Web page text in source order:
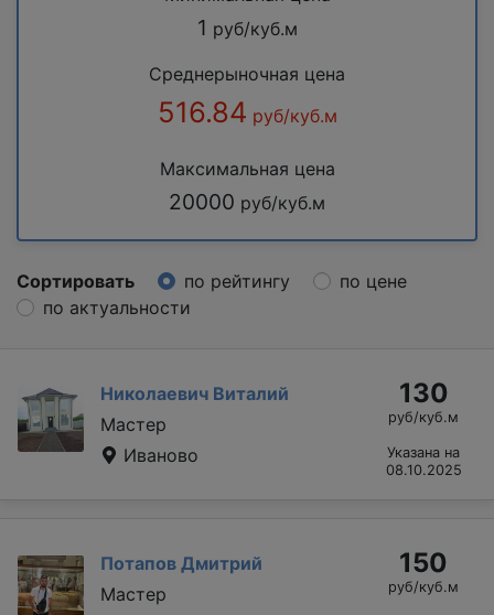
1 руб/куб.м
Среднерыночная цена
516.84 руб/куб.м
Максимальная цена
20000 руб/куб.м
Сортировать по рейтингу
по цене
по актуальности
Николаевич Виталий
Мастер
Иваново
130
руб/куб.м
Указана на
08.10.2025
Потапов Дмитрий
Мастер
150
руб/куб.м